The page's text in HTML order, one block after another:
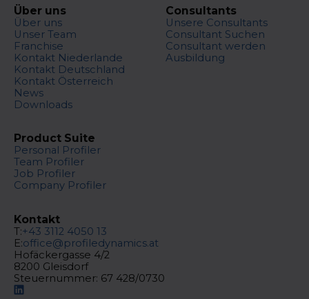
Über uns
Über uns
Unser Team
Franchise
Kontakt Niederlande
Kontakt Deutschland
Kontakt Österreich
News
Downloads
Consultants
Unsere Consultants
Consultant Suchen
Consultant werden
Ausbildung
Product Suite
Personal Profiler
Team Profiler
Job Profiler
Company Profiler
Kontakt
T:+43 3112 4050 13
E:office@profiledynamics.at
Hofäckergasse 4/2
8200 Gleisdorf
Steuernummer: 67 428/0730